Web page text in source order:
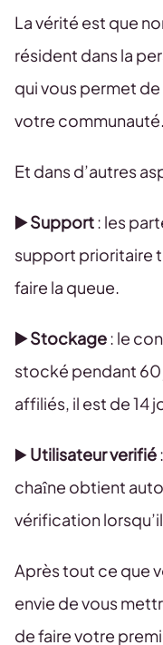
La vérité est que
résident dans la
qui vous permet
votre communauté.
Et dans d’autres
▶️ Support: les
support prioritaire
faire la queue.
▶️ Stockage: le
stocké pendant 60
affiliés, il est de 14
▶️Utilisateur verifié
chaîne obtient
vérification
Après tout ce que
envie de vous
de faire votre